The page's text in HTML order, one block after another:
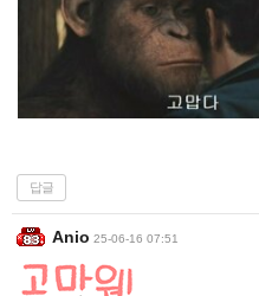
답글
Anio 25-06-16 07:51